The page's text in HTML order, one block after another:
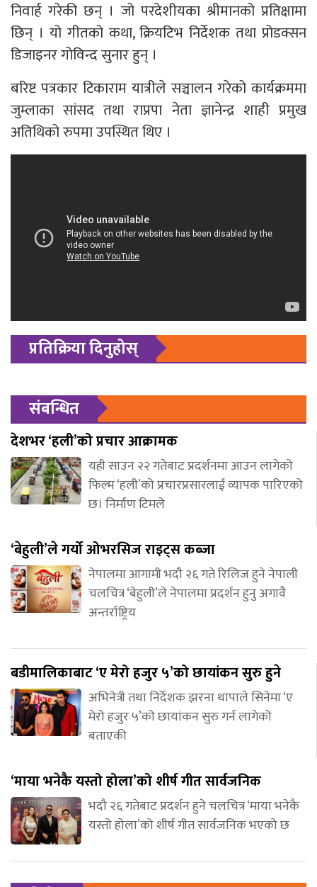
निवार्ह गरेकी छन् । जो परदेशीयका श्रीमानको प्रतिक्षामा
छिन् । यो गीतको कथा, क्रियटिभ निर्देशक तथा प्रोडक्सन
डिजाइनर गोविन्द सुनार हुन् ।
बरिष्ट पत्रकार टिकाराम यात्रीले सञ्चालन गरेको कार्यक्रममा
जुम्लाका सांसद तथा राप्रपा नेता ज्ञानेन्द्र शाही प्रमुख
अतिथिको रुपमा उपस्थित थिए ।
प्रतिक्रिया दिनुहोस्
संबन्धित
देशभर ‘हली’को प्रचार आक्रामक
यही साउन २२ गतेबाट प्रदर्शनमा आउन लागेको
फिल्म ‘हली’को प्रचारप्रसारलाई व्यापक पारिएको
छ। निर्माण टिमले
‘बेहुली’ले गर्यो ओभरसिज राइट्स कब्जा
नेपालमा आगामी भदौ २६ गते रिलिज हुने नेपाली
चलचित्र ‘बेहुली’ले नेपालमा प्रदर्शन हुनु अगावै
अन्तर्राष्ट्रिय
बडीमालिकाबाट ‘ए मेरो हजुर ५’को छायांकन सुरु हुने
अभिनेत्री तथा निर्देशक झरना थापाले सिनेमा ‘ए
मेरो हजुर ५’को छायांकन सुरु गर्न लागेको
बताएकी
‘माया भनेकै यस्तो होला’को शीर्ष गीत सार्वजनिक
भदौ २६ गतेबाट प्रदर्शन हुने चलचित्र ‘माया भनेकै
यस्तो होला’को शीर्ष गीत सार्वजनिक भएको छ